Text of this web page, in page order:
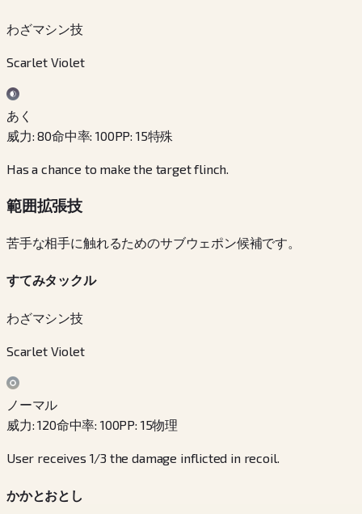
わざマシン技
Scarlet Violet
あく
威力:80命中率:100PP: 15特殊
Has a chance to make the target flinch.
範囲拡張技
苦手な相手に触れるためのサブウェポン候補です。
すてみタックル
わざマシン技
Scarlet Violet
ノーマル
威力:120命中率: 100PP: 15物理
User receives 1/3 the damage inflicted in recoil.
かかとおとし